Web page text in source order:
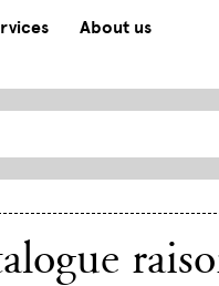
About us